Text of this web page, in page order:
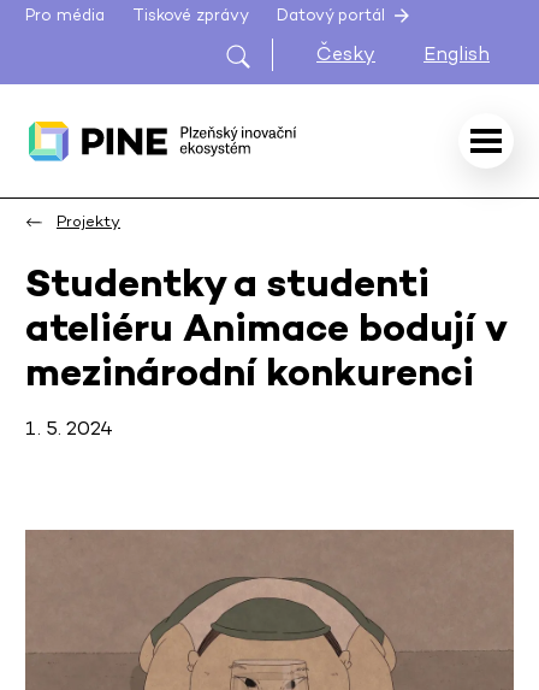
Pro média Tiskové zprávy Datový portál
Česky English
Projekty
Studentky a studenti
ateliéru Animace bodují v
mezinárodní konkurenci
1. 5. 2024